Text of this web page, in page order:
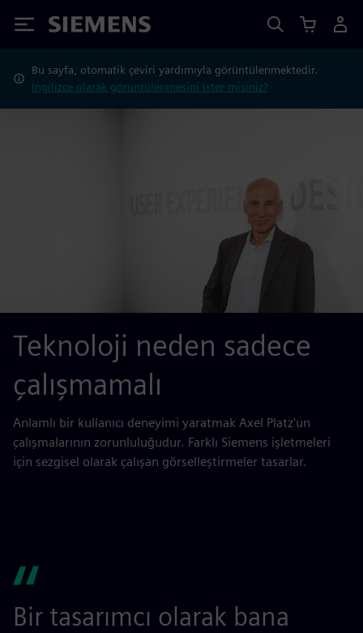
Siemens
Bu sayfa, otomatik çeviri yardımıyla görüntülenmektedir.
İngilizce olarak görüntülenmesini ister misiniz?
Teknoloji neden sadece
çalışmamalı
Anlamlı bir kullanıcı deneyimi yaratmak Axel Platz'un
çalışmalarının zorunluluğudur. Farklı Siemens işletmeleri
için sezgisel olarak çalışan görselleştirmeler tasarlar.
Bir tasarımcı olarak bana